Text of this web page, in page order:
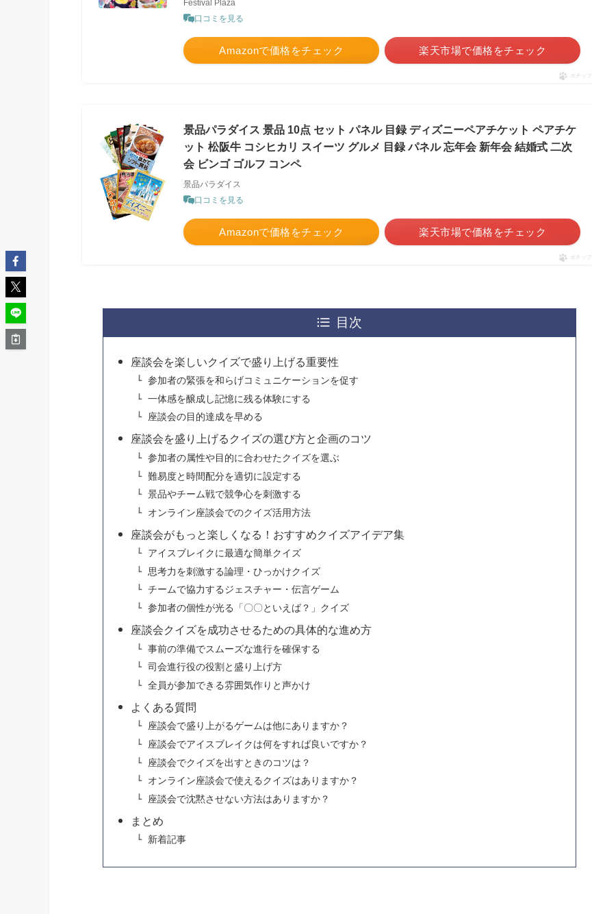
Festival Plaza
口コミを見る
Amazonで価格をチェック 楽天市場で価格をチェック
ポチップ
景品パラダイス 景品 10点 セット パネル 目録 ディズニーペアチケット ペアチケ
ット 松阪牛 コシヒカリ スイーツ グルメ 目録 パネル 忘年会 新年会 結婚式 二次
会 ビンゴ ゴルフ コンペ
景品パラダイス
口コミを見る
Amazonで価格をチェック 楽天市場で価格をチェック
ポチップ
目次
座談会を楽しいクイズで盛り上げる重要性
参加者の緊張を和らげコミュニケーションを促す
一体感を醸成し記憶に残る体験にする
座談会の目的達成を早める
座談会を盛り上げるクイズの選び方と企画のコツ
参加者の属性や目的に合わせたクイズを選ぶ
難易度と時間配分を適切に設定する
景品やチーム戦で競争心を刺激する
オンライン座談会でのクイズ活用方法
座談会がもっと楽しくなる！おすすめクイズアイデア集
アイスブレイクに最適な簡単クイズ
思考力を刺激する論理・ひっかけクイズ
チームで協力するジェスチャー・伝言ゲーム
参加者の個性が光る「〇〇といえば？」クイズ
座談会クイズを成功させるための具体的な進め方
事前の準備でスムーズな進行を確保する
司会進行役の役割と盛り上げ方
全員が参加できる雰囲気作りと声かけ
よくある質問
座談会で盛り上がるゲームは他にありますか？
座談会でアイスブレイクは何をすれば良いですか？
座談会でクイズを出すときのコツは？
オンライン座談会で使えるクイズはありますか？
座談会で沈黙させない方法はありますか？
まとめ
新着記事